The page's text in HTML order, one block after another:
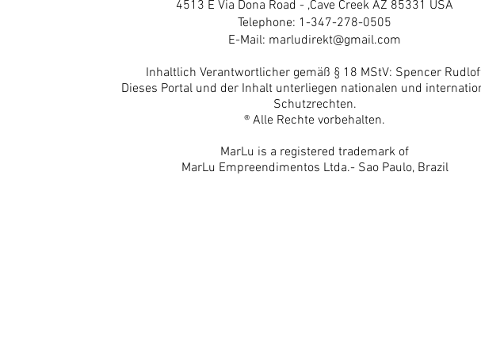
4513 E Via Dona Road - ,Cave Creek AZ 85331 USA
Telephone: 1-347-278-0505
E-Mail: marludirekt@gmail.com
Inhaltlich Verantwortlicher gemäß § 18 MStV: Spencer
Dieses Portal und der Inhalt unterliegen nationalen und
Schutzrechten.
® Alle Rechte vorbehalten.
MarLu is a registered trademark of
MarLu Empreendimentos Ltda.- Sao Paulo, Brazil